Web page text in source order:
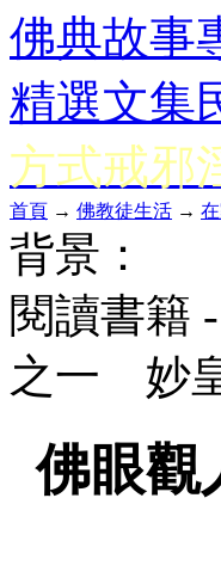
佛典故事
精選文集
方式戒邪
首頁 → 佛教徒生活 →
背景：
閱讀書籍
之一 妙
佛眼觀